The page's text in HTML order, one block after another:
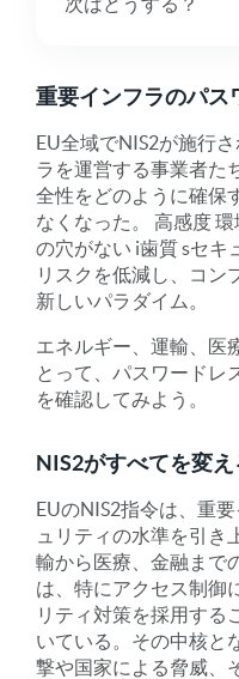
重要インフラのパス
EU全域でNIS2が施行
ラを運営する事業者た
全性をどのように確保
なくなった。 高感度環
の穴がない i歯質sセキ
リスクを低減し、コン
新しいパラダイム。
エネルギー、運輸、医
とって、パスワードレ
を確認してみよう。
NIS2がすべてを変
EUのNIS2指令は、重
ュリティの水準を引き
輸から医療、金融まで
は、特にアクセス制御
リティ対策を採用する
いている。その中核と
撃や国家による脅威、